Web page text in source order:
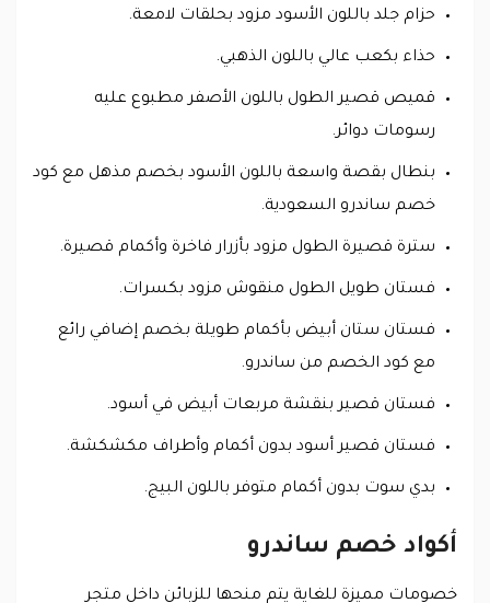
حزام جلد باللون الأسود مزود بحلقات لامعة.
حذاء بكعب عالي باللون الذهبي.
قميص قصير الطول باللون الأصفر مطبوع عليه
رسومات دوائر.
بنطال بقصة واسعة باللون الأسود بخصم مذهل مع كود
خصم ساندرو السعودية.
سترة قصيرة الطول مزود بأزرار فاخرة وأكمام قصيرة.
فستان طويل الطول منقوش مزود بكسرات.
فستان ستان أبيض بأكمام طويلة بخصم إضافي رائع
مع كود الخصم من ساندرو.
فستان قصير بنقشة مربعات أبيض في أسود.
فستان قصير أسود بدون أكمام وأطراف مكشكشة.
بدي سوت بدون أكمام متوفر باللون البيج.
أكواد خصم ساندرو
خصومات مميزة للغاية يتم منحها للزبائن داخل متجر